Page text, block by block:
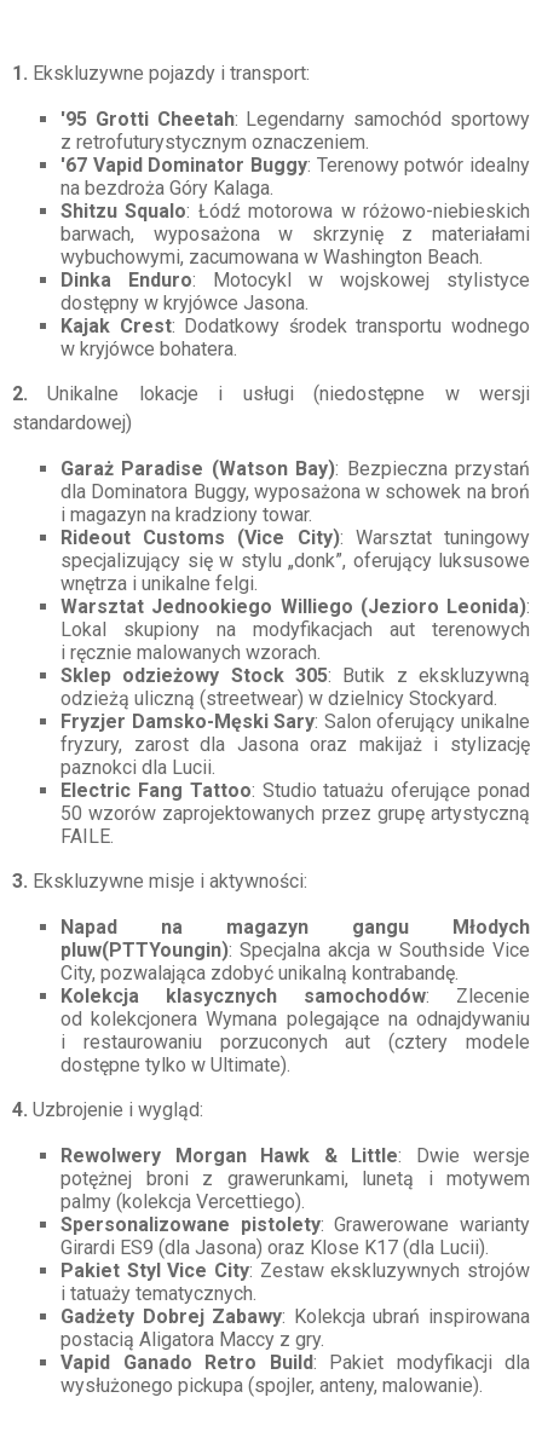
1. Ekskluzywne pojazdy i transport:
'95 Grotti Cheetah: Legendarny samochód sportowy
z retrofuturystycznym oznaczeniem.
'67 Vapid Dominator Buggy: Terenowy potwór idealny
na bezdroża Góry Kalaga.
Shitzu Squalo: Łódź motorowa w różowo-niebieskich
barwach, wyposażona w skrzynię z materiałami
wybuchowymi, zacumowana w Washington Beach.
Dinka Enduro: Motocykl w wojskowej stylistyce
dostępny w kryjówce Jasona.
Kajak Crest: Dodatkowy środek transportu wodnego
w kryjówce bohatera.
2. Unikalne lokacje i usługi (niedostępne w wersji
standardowej)
Garaż Paradise (Watson Bay): Bezpieczna przystań
dla Dominatora Buggy, wyposażona w schowek na broń
i magazyn na kradziony towar.
Rideout Customs (Vice City): Warsztat tuningowy
specjalizujący się w stylu „donk”, oferujący luksusowe
wnętrza i unikalne felgi.
Warsztat Jednookiego Williego (Jezioro Leonida):
Lokal skupiony na modyfikacjach aut terenowych
i ręcznie malowanych wzorach.
Sklep odzieżowy Stock 305: Butik z ekskluzywną
odzieżą uliczną (streetwear) w dzielnicy Stockyard.
Fryzjer Damsko-Męski Sary: Salon oferujący unikalne
fryzury, zarost dla Jasona oraz makijaż i stylizację
paznokci dla Lucii.
Electric Fang Tattoo: Studio tatuażu oferujące ponad
50 wzorów zaprojektowanych przez grupę artystyczną
FAILE.
3. Ekskluzywne misje i aktywności:
Napad na magazyn gangu Młodych
pluw(PTTYoungin): Specjalna akcja w Southside Vice
City, pozwalająca zdobyć unikalną kontrabandę.
Kolekcja klasycznych samochodów: Zlecenie
od kolekcjonera Wymana polegające na odnajdywaniu
i restaurowaniu porzuconych aut (cztery modele
dostępne tylko w Ultimate).
4. Uzbrojenie i wygląd:
Rewolwery Morgan Hawk & Little: Dwie wersje
potężnej broni z grawerunkami, lunetą i motywem
palmy (kolekcja Vercettiego).
Spersonalizowane pistolety: Grawerowane warianty
Girardi ES9 (dla Jasona) oraz Klose K17 (dla Lucii).
Pakiet Styl Vice City: Zestaw ekskluzywnych strojów
i tatuaży tematycznych.
Gadżety Dobrej Zabawy: Kolekcja ubrań inspirowana
postacią Aligatora Maccy z gry.
Vapid Ganado Retro Build: Pakiet modyfikacji dla
wysłużonego pickupa (spojler, anteny, malowanie).